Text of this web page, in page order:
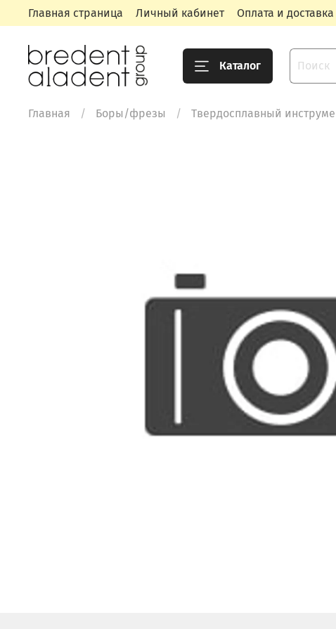
Главная страница Личный кабинет Оплата и доставка
Каталог
Главная Боры/фрезы Твердосплавный